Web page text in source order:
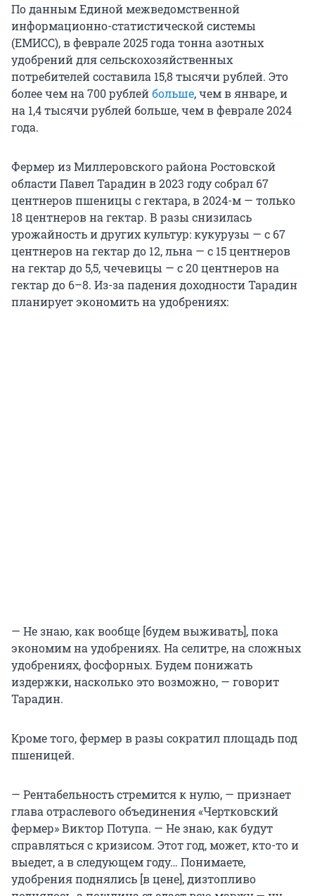
По данным Единой межведомственной
информационно-статистической системы
(ЕМИСС), в феврале 2025 года тонна азотных
удобрений для сельскохозяйственных
потребителей составила 15,8 тысячи рублей. Это
более чем на 700 рублейбольше, чем в январе, и
на 1,4 тысячи рублей больше, чем в феврале 2024
года.
Фермер из Миллеровского района Ростовской
области Павел Тарадин в 2023 году собрал 67
центнеров пшеницы с гектара, в 2024-м — только
18 центнеров на гектар. В разы снизилась
урожайность и других культур: кукурузы — с 67
центнеров на гектар до 12, льна — с 15 центнеров
на гектар до 5,5, чечевицы — с 20 центнеров на
гектар до 6–8. Из-за падения доходности Тарадин
планирует экономить на удобрениях:
— Не знаю, как вообще [будем выживать], пока
экономим на удобрениях. На селитре, на сложных
удобрениях, фосфорных. Будем понижать
издержки, насколько это возможно, — говорит
Тарадин.
Кроме того, фермер в разы сократил площадь под
пшеницей.
— Рентабельность стремится к нулю, — признает
глава отраслевого объединения «Чертковский
фермер» Виктор Потупа. — Не знаю, как будут
справляться с кризисом. Этот год, может, кто-то и
выедет, а в следующем году… Понимаете,
удобрения поднялись [в цене], дизтопливо